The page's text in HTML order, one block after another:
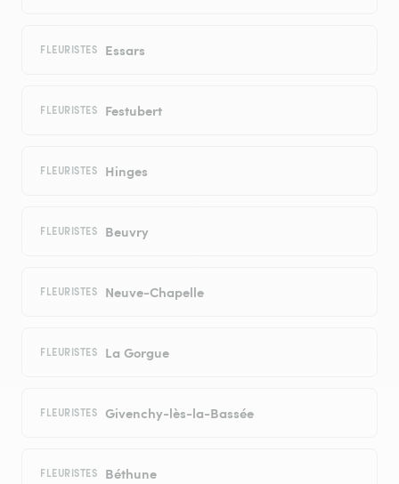
FLEURISTES Essars
FLEURISTES Festubert
FLEURISTES Hinges
FLEURISTES Beuvry
FLEURISTES Neuve-Chapelle
FLEURISTES La Gorgue
FLEURISTES Givenchy-lès-la-Bassée
FLEURISTES Béthune